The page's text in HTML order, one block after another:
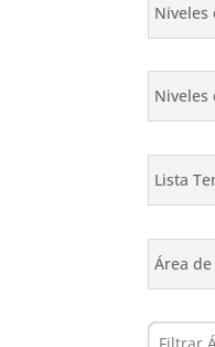
Niveles
Niveles
Lista
Área